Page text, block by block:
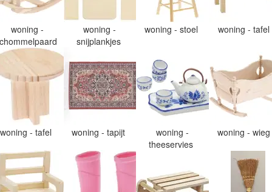
woning -
woning -
snijplankjes
woning - stoel woning - tafel
woning - tafel woning - tapijt
woning -
theeservies
woning - wieg